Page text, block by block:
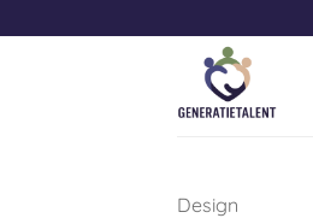
naar
Design